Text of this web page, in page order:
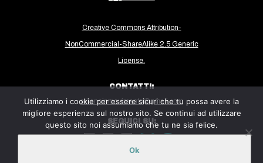
Creative Commons Attribution-
NonCommercial-ShareAlike 2.5 Generic
License.
CONTATTI:
milanoinmovimento@gmail.com
SEGUICI SU:
Utilizziamo i cookie per essere sicuri che tu possa avere la
migliore esperienza sul nostro sito. Se continui ad utilizzare
questo sito noi assumiamo che tu ne sia felice.
Ok